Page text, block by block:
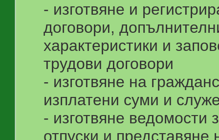
- изготвяне и
договори,
характеристики и
трудови договори
- изготвяне на
изплатени суми и
- изготвяне ведомости
отпуски и